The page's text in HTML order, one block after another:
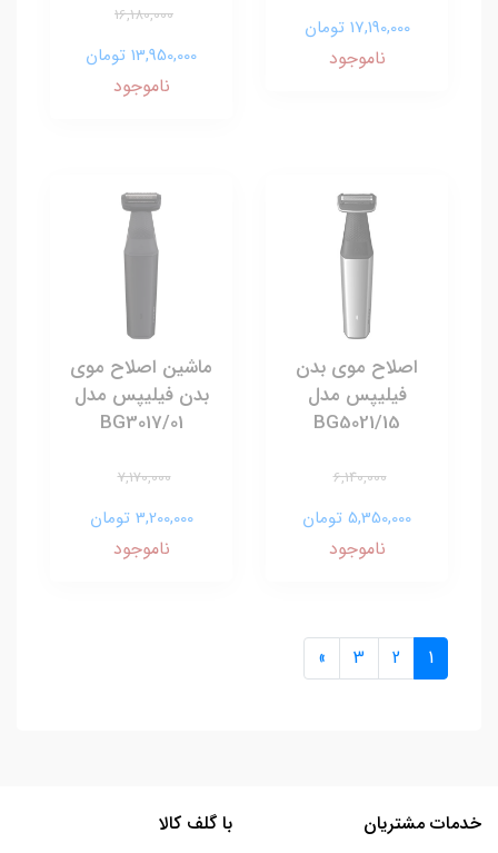
17,190,000 تومان
ناموجود
16,180,000
13,950,000 تومان
ناموجود
اصلاح موی بدن
فیلیپس مدل
BG5021/15
6,140,000
5,350,000 تومان
ناموجود
ماشین اصلاح موی
بدن فیلیپس مدل
01/BG3017
7,170,000
3,200,000 تومان
ناموجود
1
2
3
»
خدمات مشتریان با گلف کالا